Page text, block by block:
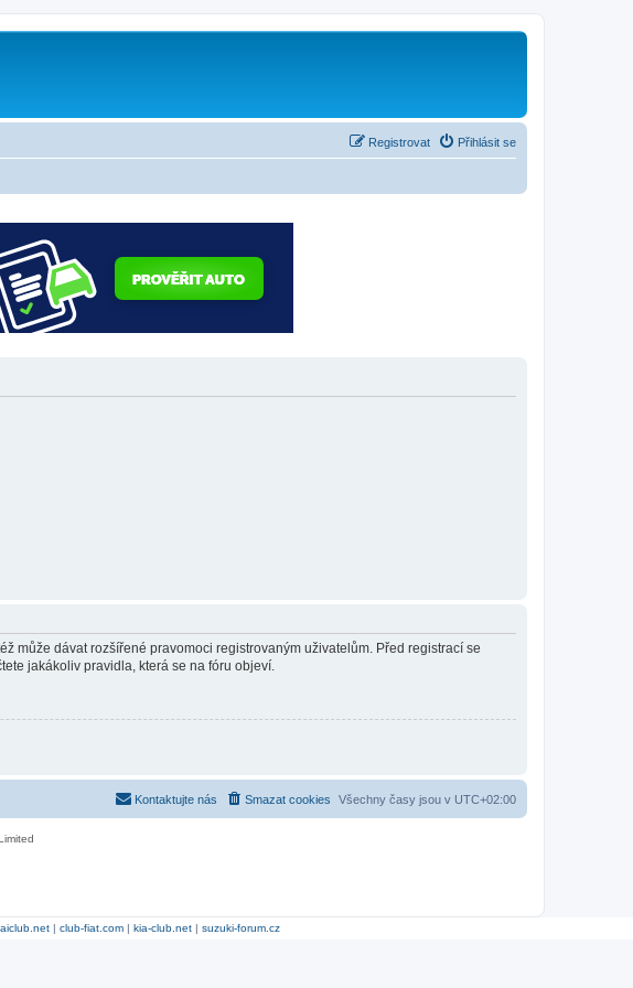
Přihlásit se
Registrovat
může dávat rozšířené pravomoci registrovaným uživatelům. Před registrací se
jakákoliv pravidla, která se na fóru objeví.
Všechny časy jsou v UTC+02:00
Smazat cookies
Kontaktujte nás
| club-fiat.com | kia-club.net | suzuki-forum.cz